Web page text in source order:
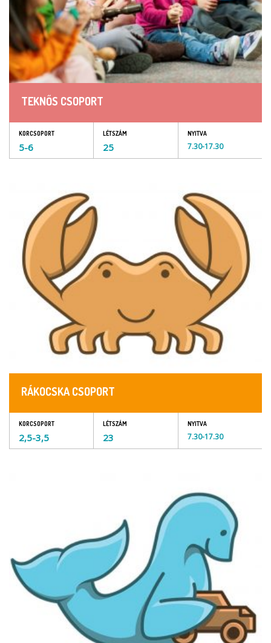
TEKNŐS CSOPORT
KORCSOPORT
5-6
LÉTSZÁM
25
NYITVA
7.30-17.30
RÁKOCSKA CSOPORT
KORCSOPORT
2,5-3,5
LÉTSZÁM
23
NYITVA
7.30-17.30